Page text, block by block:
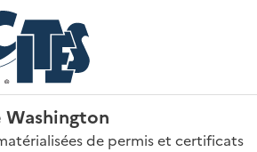
de permis et certificats